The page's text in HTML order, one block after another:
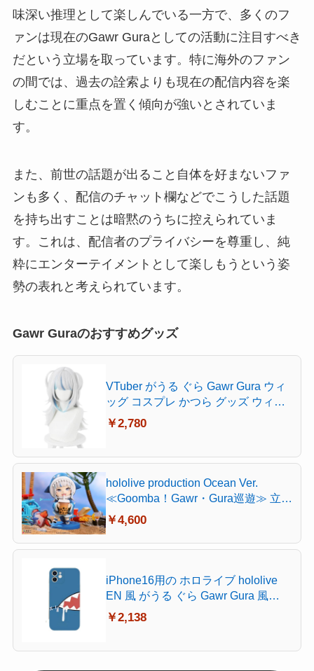
味深い推理として楽しんでいる一方で、多くのフ
ァンは現在のGawr Guraとしての活動に注目すべき
だという立場を取っています。特に海外のファン
の間では、過去の詮索よりも現在の配信内容を楽
しむことに重点を置く傾向が強いとされていま
す。
また、前世の話題が出ること自体を好まないファ
ンも多く、配信のチャット欄などでこうした話題
を持ち出すことは暗黙のうちに控えられていま
す。これは、配信者のプライバシーを尊重し、純
粋にエンターテイメントとして楽しもうという姿
勢の表れと考えられています。
Gawr Guraのおすすめグッズ
VTuber がうる ぐら Gawr Gura ウィ
ッグ コスプレ かつら グッズ ウィッ
グネット 耐熱性 イベント ハロウイ
ン クリスマス 仮装 変装 撮影用
￥2,780
hololive production Ocean Ver.
≪Goomba！Gawr・Gura巡遊≫ 立体
造形付き悠遊カード機能 完成品フィ
ギュア
￥4,600
iPhone16用の ホロライブ hololive
EN 風 がうる ぐら Gawr Gura 風
iPhone12ケース iPhoneSE第2世代
TPU素材 全面保護 萌えグッズ コス
￥2,138